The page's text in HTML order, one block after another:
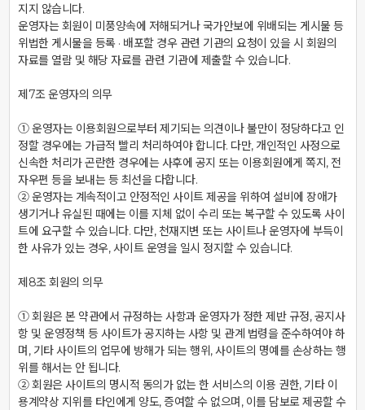
지지 않습니다.
운영자는 회원이 미풍양속에 저해되거나 국가안보에 위배되는 게시물 등
위법한 게시물을 등록 · 배포할 경우 관련 기관의 요청이 있을 시 회원의
자료를 열람 및 해당 자료를 관련 기관에 제출할 수 있습니다.
제7조 운영자의 의무
① 운영자는 이용회원으로부터 제기되는 의견이나 불만이 정당하다고 인
정할 경우에는 가급적 빨리 처리하여야 합니다. 다만, 개인적인 사정으로
신속한 처리가 곤란한 경우에는 사후에 공지 또는 이용회원에게 쪽지, 전
자우편 등을 보내는 등 최선을 다합니다.
② 운영자는 계속적이고 안정적인 사이트 제공을 위하여 설비에 장애가
생기거나 유실된 때에는 이를 지체 없이 수리 또는 복구할 수 있도록 사이
트에 요구할 수 있습니다. 다만, 천재지변 또는 사이트나 운영자에 부득이
한 사유가 있는 경우, 사이트 운영을 일시 정지할 수 있습니다.
제8조 회원의 의무
① 회원은 본 약관에서 규정하는 사항과 운영자가 정한 제반 규정, 공지사
항 및 운영정책 등 사이트가 공지하는 사항 및 관계 법령을 준수하여야 하
며, 기타 사이트의 업무에 방해가 되는 행위, 사이트의 명예를 손상하는 행
위를 해서는 안 됩니다.
② 회원은 사이트의 명시적 동의가 없는 한 서비스의 이용 권한, 기타 이
용계약상 지위를 타인에게 양도, 증여할 수 없으며, 이를 담보로 제공할 수